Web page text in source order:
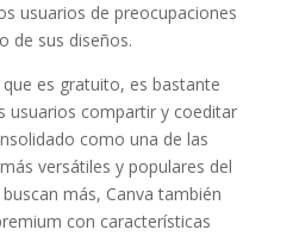
usuarios de preocupaciones
de sus diseños.
es gratuito, es bastante
usuarios compartir y coeditar
como una de las
versátiles y populares del
más, Canva también
con características